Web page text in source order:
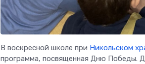
В воскресной школе при Никольском
программа, посвященная Дню Победы.